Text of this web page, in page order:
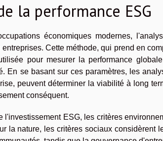
la performance ESG
économiques modernes,
Cette méthode, qui prend en
pour mesurer la performance
En se basant sur ces paramètres, les
peuvent déterminer la viabilité à long
conséquent.
l'investissement ESG, les critères
la nature, les critères sociaux considèrent